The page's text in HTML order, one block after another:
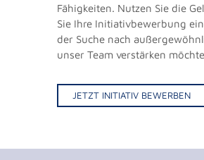
Fähigkeiten. Nutzen Sie die
Sie Ihre Initiativbewerbung
der Suche nach
unser Team verstärken
JETZT INITIATIV BEWERBEN